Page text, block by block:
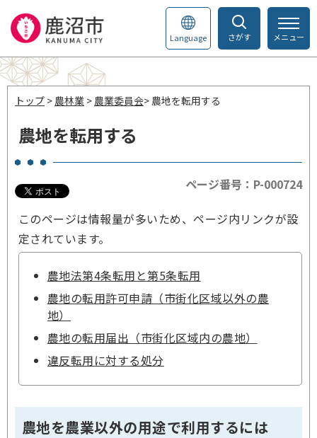
さがす
Language メニュー
トップ > 農林業 > 農業委員会> 農地を転用する
農地を転用する
ページ番号：P-000724
このページは情報量が多いため、ページ内リンクが設
定されています。
農地法第4条転用と第5条転用
農地の転用許可申請（市街化区域以外の農
地）
農地の転用届出（市街化区域内の農地）
違反転用に対する処分
農地を農業以外の用途で利用するには